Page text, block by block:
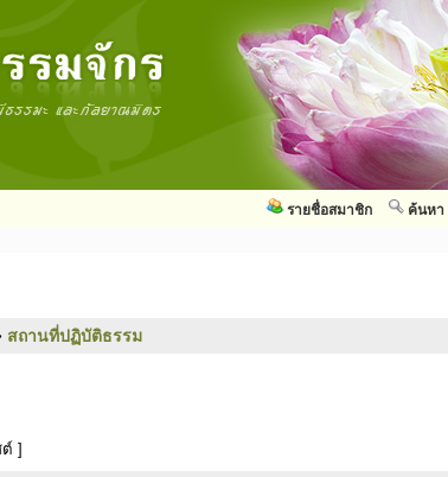
ค้นหา
รายชื่อสมาชิก
สถานที่ปฏิบัติธรรม
]